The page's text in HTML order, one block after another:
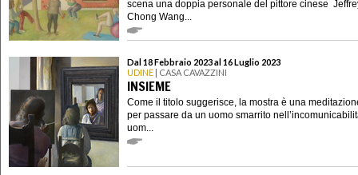
scena una doppia personale del pittore cinese
Chong Wang...
Dal 18 Febbraio 2023 al 16 Luglio 2023
UDINE | CASA CAVAZZINI
INSIEME
Come il titolo suggerisce, la mostra è una
per passare da un uomo smarrito
uom...